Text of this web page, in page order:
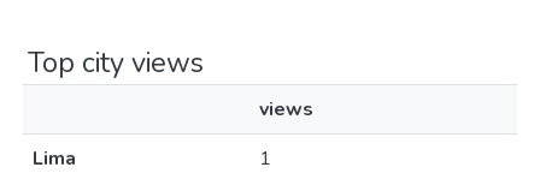
Top city views
views
Lima
1